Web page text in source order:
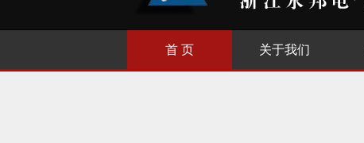
首 页 关于我们